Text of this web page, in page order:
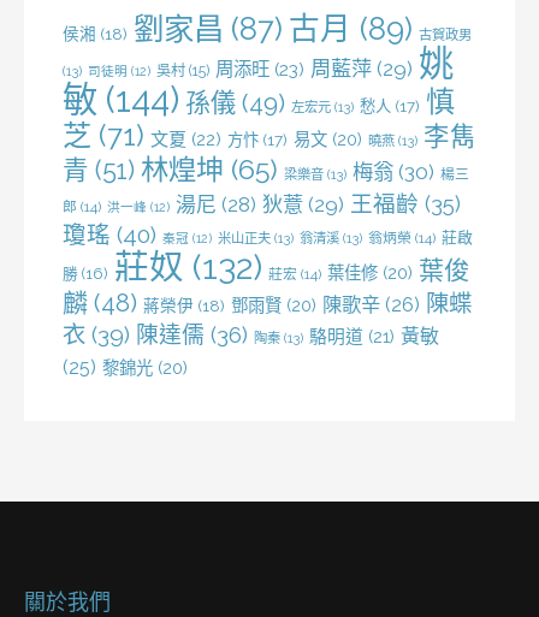
侯湘 (18) 劉家昌 (87) 古月 (89) 古賀政男
(13) 司徒明 (12) 吳村 (15) 周添旺 (23) 周藍萍 (29) 姚
敏 (144) 孫儀 (49) 左宏元 (13) 愁人 (17) 慎
芝 (71) 文夏 (22) 方忭 (17) 易文 (20) 曉燕 (13) 李雋
青 (51) 林煌坤 (65) 梁樂音 (13) 梅翁 (30) 楊三
郎 (14) 洪一峰 (12) 湯尼 (28) 狄薏 (29) 王福齡 (35)
瓊瑤 (40) 秦冠 (12) 米山正夫 (13) 翁清溪 (13) 翁炳榮 (14) 莊啟
勝 (16) 莊奴 (132) 莊宏 (14) 葉佳修 (20) 葉俊
麟 (48) 蔣榮伊 (18) 鄧雨賢 (20) 陳歌辛 (26) 陳蝶
衣 (39) 陳達儒 (36) 陶秦 (13) 駱明道 (21) 黃敏
(25) 黎錦光 (20)
關於我們